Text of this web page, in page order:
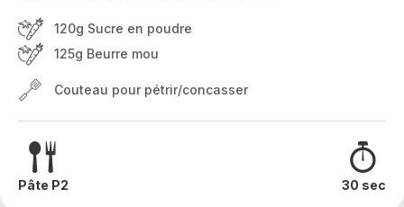
120g Sucre en poudre
125g Beurre mou
Couteau pour pétrir/concasser
Pâte P2 30 sec